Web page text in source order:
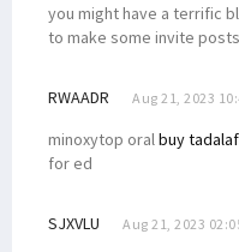
you might have a terrific
to make some invite
RWAADR Aug 21, 2023
minoxytop oralbuy
for ed
SJXVLU Aug 21, 2023